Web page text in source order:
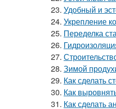
23. Удобный и
24. Укрепление
25. Переделка
26.
27.
28. Зимой
29. Как сделать
30. Как
31. Как сделать